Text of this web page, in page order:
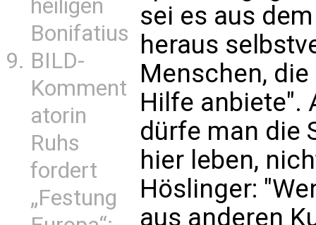
heiligen
Bonifatius
BILD-
Komment
atorin
Ruhs
fordert
„Festung
sei es aus
heraus
Menschen,
Hilfe anbiete".
dürfe man die
hier leben,
Höslinger:
aus anderen